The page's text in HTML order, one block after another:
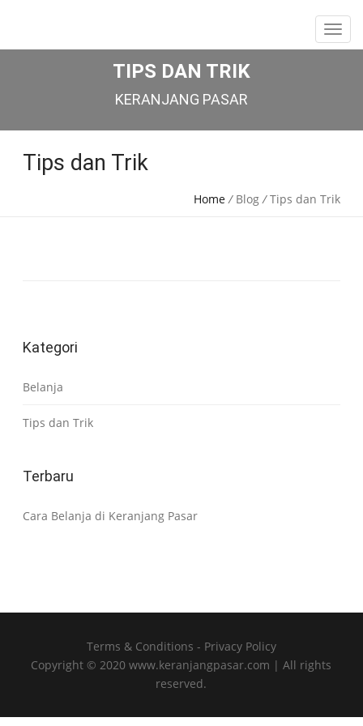
TIPS DAN TRIK
KERANJANG PASAR
Tips dan Trik
Home/ Blog/Tips dan Trik
Kategori
Belanja
Tips dan Trik
Terbaru
Cara Belanja di Keranjang Pasar
Terms & Conditions - Privacy Policy
Copyright © 2020 www.keranjangpasar.com | All rights
reserved.